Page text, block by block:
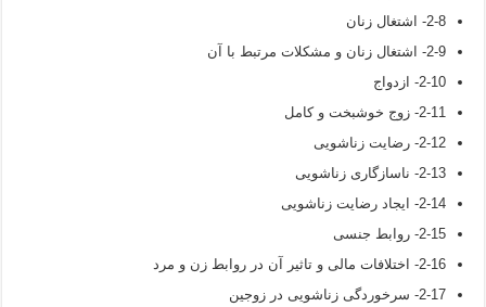
2-8- اشتغال زنان
2-9- اشتغال زنان و مشکلات مرتبط با آن
2-10- ازدواج
2-11- زوج خوشبخت و کامل
2-12- رضایت زناشویی
2-13- ناسازگاری زناشویی
2-14- ایجاد رضایت زناشویی
2-15- روابط جنسی
2-16- اختلافات مالی و تاثیر آن در روابط زن و مرد
2-17- سرخوردگی زناشویی در زوجین